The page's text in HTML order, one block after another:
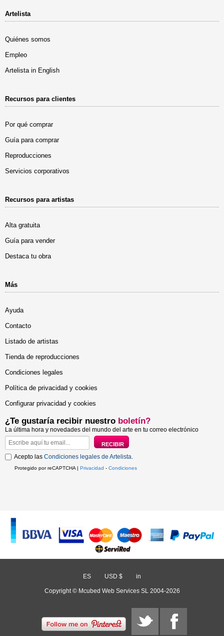
Artelista
Quiénes somos
Empleo
Artelista in English
Recursos para clientes
Por qué comprar
Guía para comprar
Reproducciones
Servicios corporativos
Recursos para artistas
Alta gratuita
Guía para vender
Destaca tu obra
Más
Ayuda
Contacto
Listado de artistas
Tienda de reproducciones
Condiciones legales
Política de privacidad y cookies
Configurar privacidad y cookies
¿Te gustaría recibir nuestro boletín?
La última hora y novedades del mundo del arte en tu correo electrónico
Acepto las Condiciones legales de Artelista.
Protegido por reCAPTCHA | Privacidad - Condiciones
ES USD $ in
Copyright © Mcubed Web Services SL 2004-2026